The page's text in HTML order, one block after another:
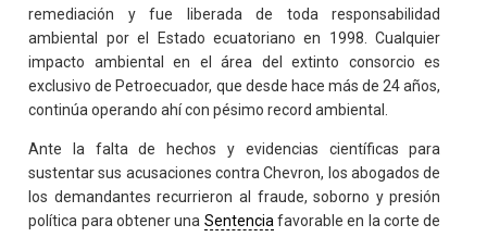
remediación y fue liberada de toda responsabilidad
ambiental por el Estado ecuatoriano en 1998. Cualquier
impacto ambiental en el área del extinto consorcio es
exclusivo de Petroecuador, que desde hace más de 24 años,
continúa operando ahí con pésimo record ambiental.
Ante la falta de hechos y evidencias científicas para
sustentar sus acusaciones contra Chevron, los abogados de
los demandantes recurrieron al fraude, soborno y presión
política para obtener una Sentencia favorable en la corte de